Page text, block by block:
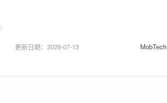
更新日期：2026-07-13 MobTech